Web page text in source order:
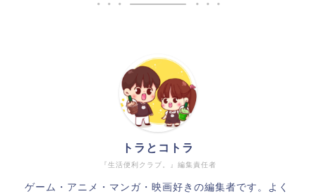
『生活便利クラブ。』編集責任者
トラとコトラ
ゲーム・アニメ・マンガ・映画好きの編集者です。よく